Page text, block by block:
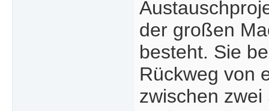
der großen
besteht. Sie
Rückweg von
zwischen